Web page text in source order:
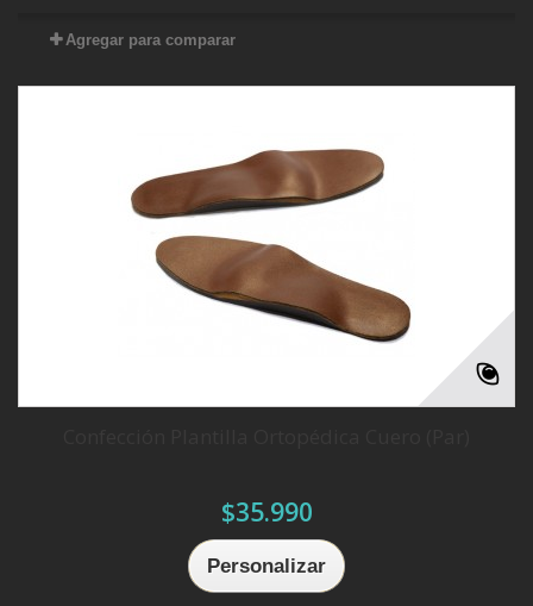
Agregar para comparar
$35.990
Personalizar